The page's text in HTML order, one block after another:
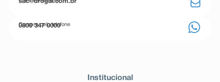
sac@drogal.com.br
Compre pelo telefone
0800 347 0000
Institucional